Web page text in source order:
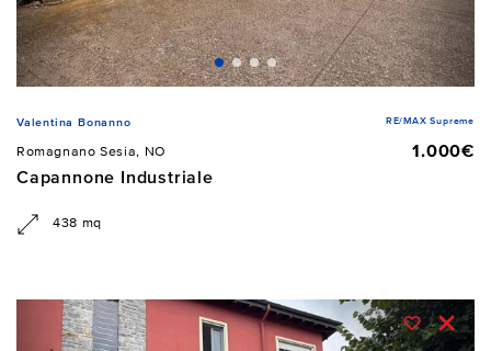
Valentina Bonanno RE/MAX Supreme
Romagnano Sesia, NO
1.000€
Capannone Industriale
438 mq